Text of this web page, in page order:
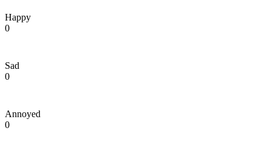
Happy
0
Sad
0
Annoyed
0